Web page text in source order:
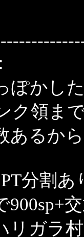
ぽかし
ク領ま
るか
分割あ
900sp+
リガラ